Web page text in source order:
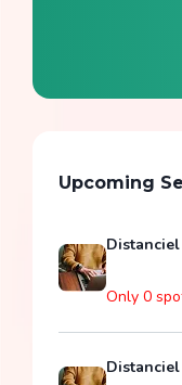
Upcoming
Distanciel
Only 0
Distanciel